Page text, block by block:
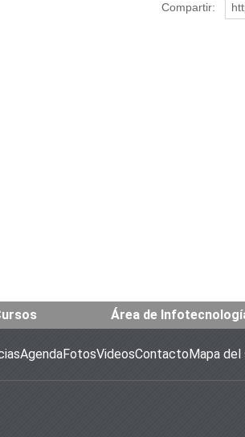
Compartir:
Área de
AgendaFotosVideosContactoMapa del